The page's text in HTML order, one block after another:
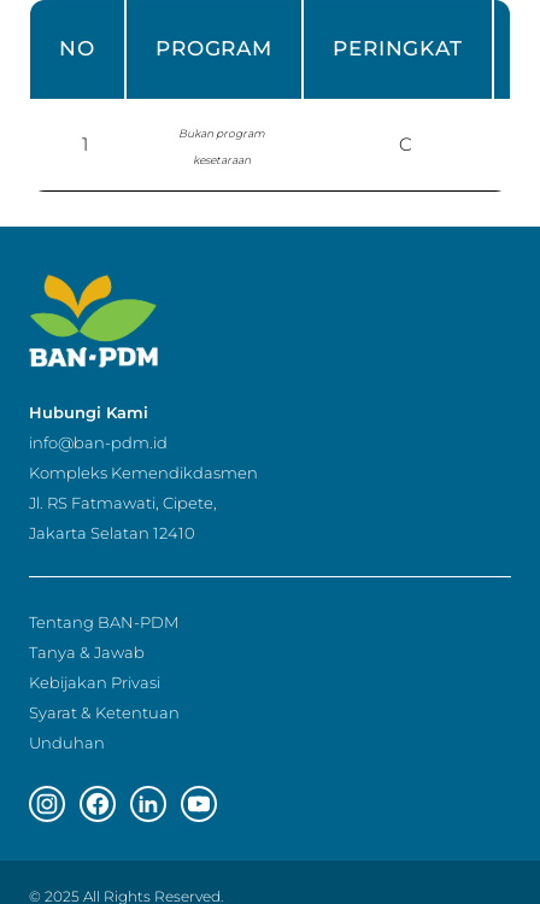
NO PROGRAM PERINGKAT
1
Bukan program
kesetaraan
C
Hubungi Kami
info@ban-pdm.id
Kompleks Kemendikdasmen
Jl. RS Fatmawati, Cipete,
Jakarta Selatan 12410
Tentang BAN-PDM
Tanya & Jawab
Kebijakan Privasi
Syarat & Ketentuan
Unduhan
© 2025 All Rights Reserved.